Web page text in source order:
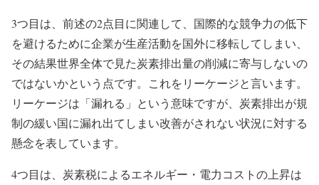
3つ目は、前述の2点目に関連して、国際的な競争力の低下
を避けるために企業が生産活動を国外に移転してしまい、
その結果世界全体で見た炭素排出量の削減に寄与しないの
ではないかという点です。これをリーケージと言います。
リーケージは「漏れる」という意味ですが、炭素排出が規
制の緩い国に漏れ出てしまい改善がされない状況に対する
懸念を表しています。
4つ目は、炭素税によるエネルギー・電力コストの上昇は